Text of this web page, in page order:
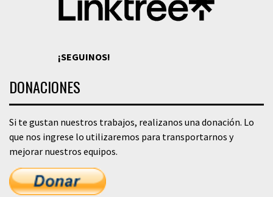
¡SEGUINOS!
DONACIONES
Si te gustan nuestros trabajos, realizanos una donación. Lo
que nos ingrese lo utilizaremos para transportarnos y
mejorar nuestros equipos.